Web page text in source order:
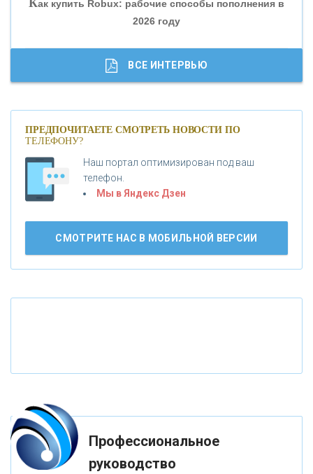
«ГАЗПРОМБАНК»
«МОСКОВСКИЙ КРЕДИТНЫЙ БАНК»
«БАНК ВОЗРОЖДЕНИЕ»
АО «КРЕДИТ ЕВРОПА БАНК»
«ФК ОТКРЫТИЕ»
«ЗАПСИБКОМБАНК»
ак купить Robux: рабочие способы пополнения в
2026 году
Банки.ру обновил логотип впервые за 19 лет -
ВСЕ ИНТЕРВЬЮ
ПРЕДПОЧИТАЕТЕ СМОТРЕТЬ НОВОСТИ ПО
ТЕЛЕФОНУ?
Наш портал оптимизирован под ваш
телефон.
Мы в Яндекс Дзен
СМОТРИТЕ НАС В МОБИЛЬНОЙ ВЕРСИИ
Профессиональное
руководство